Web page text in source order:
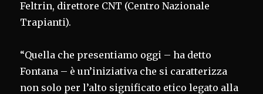
Feltrin, direttore CNT (Centro Nazionale
Trapianti).
“Quella che presentiamo oggi – ha detto
Fontana – è un’iniziativa che si caratterizza
non solo per l’alto significato etico legato alla